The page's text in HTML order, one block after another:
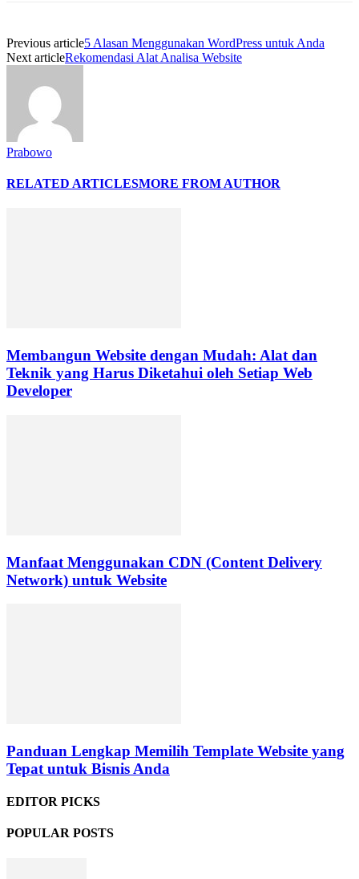
Previous article5 Alasan Menggunakan WordPress untuk Anda
Next articleRekomendasi Alat Analisa Website
Prabowo
RELATED ARTICLESMORE FROM AUTHOR
Membangun Website dengan Mudah: Alat dan
Teknik yang Harus Diketahui oleh Setiap Web
Developer
Manfaat Menggunakan CDN (Content Delivery
Network) untuk Website
Panduan Lengkap Memilih Template Website yang
Tepat untuk Bisnis Anda
EDITOR PICKS
POPULAR POSTS